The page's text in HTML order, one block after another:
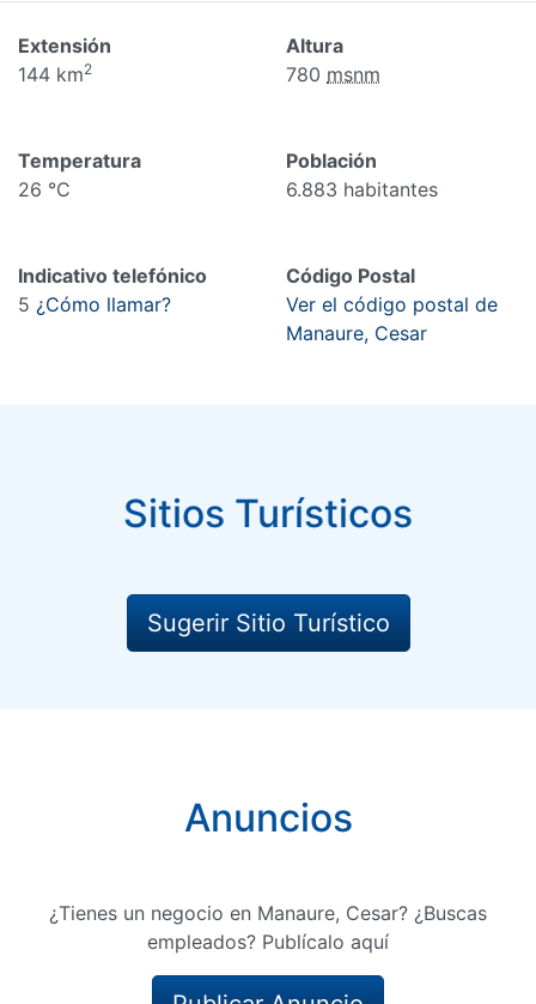
Extensión
144 km2
Altura
780 msnm
Temperatura
26 °C
Población
6.883 habitantes
Indicativo telefónico
5 ¿Cómo llamar?
Código Postal
Ver el código postal de
Manaure, Cesar
Sitios Turísticos
Sugerir Sitio Turístico
Anuncios
¿Tienes un negocio en Manaure, Cesar? ¿Buscas
empleados? Publícalo aquí